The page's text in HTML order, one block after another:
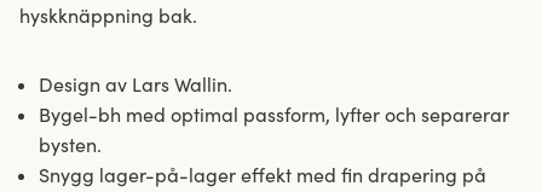
hyskknäppning bak.
Design av Lars Wallin.
Bygel-bh med optimal passform, lyfter och separerar
bysten.
Snygg lager-på-lager effekt med fin drapering på